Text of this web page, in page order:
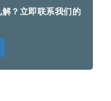
？立即联系我们的